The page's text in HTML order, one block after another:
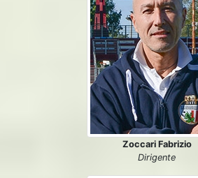
Zoccari Fabrizio
Dirigente